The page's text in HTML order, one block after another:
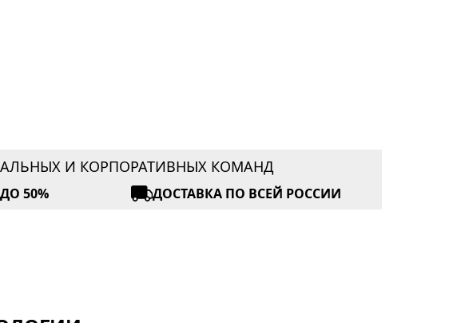
И КОРПОРАТИВНЫХ КОМАНД
50% ДОСТАВКА ПО ВСЕЙ РОССИИ